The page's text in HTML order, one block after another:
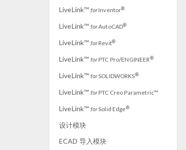
LiveLink™ forInventor®
LiveLink™ forAutoCAD®
LiveLink™ forRevit®
LiveLink™ forPTC Pro/ENGINEER®
LiveLink™ forSOLIDWORKS®
LiveLink™ forPTC Creo Parametric™
LiveLink™ forSolid Edge®
设计模块
ECAD 导入模块